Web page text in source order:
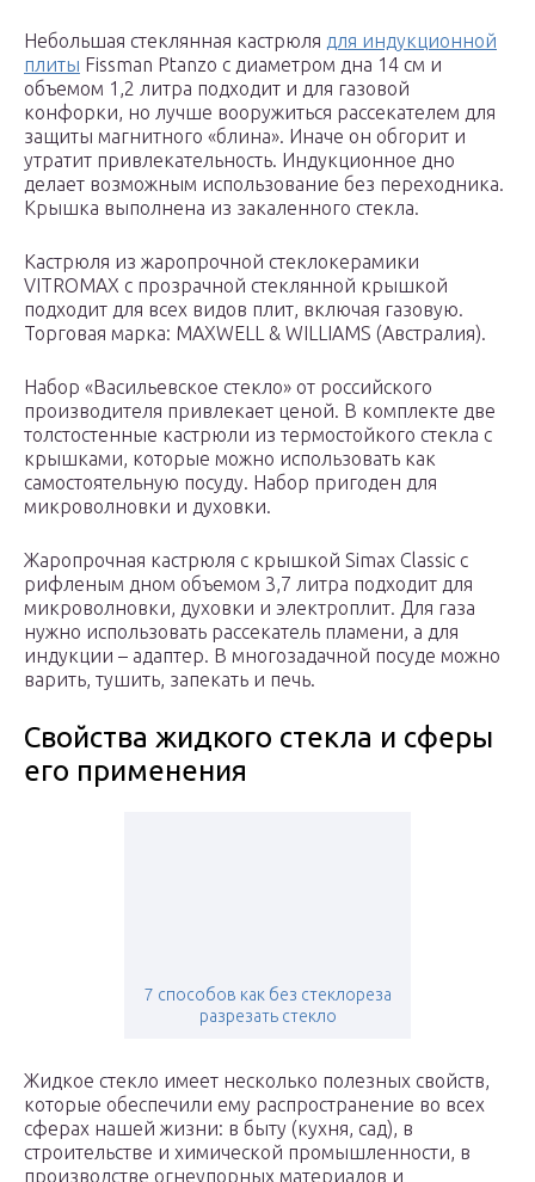
Небольшая стеклянная кастрюля для индукционной
плиты Fissman Ptanzo с диаметром дна 14 см и
объемом 1,2 литра подходит и для газовой
конфорки, но лучше вооружиться рассекателем для
защиты магнитного «блина». Иначе он обгорит и
утратит привлекательность. Индукционное дно
делает возможным использование без переходника.
Крышка выполнена из закаленного стекла.
Кастрюля из жаропрочной стеклокерамики
VITROMAX с прозрачной стеклянной крышкой
подходит для всех видов плит, включая газовую.
Торговая марка: MAXWELL & WILLIAMS (Австралия).
Набор «Васильевское стекло» от российского
производителя привлекает ценой. В комплекте две
толстостенные кастрюли из термостойкого стекла с
крышками, которые можно использовать как
самостоятельную посуду. Набор пригоден для
микроволновки и духовки.
Жаропрочная кастрюля с крышкой Simax Classic с
рифленым дном объемом 3,7 литра подходит для
микроволновки, духовки и электроплит. Для газа
нужно использовать рассекатель пламени, а для
индукции – адаптер. В многозадачной посуде можно
варить, тушить, запекать и печь.
Свойства жидкого стекла и сферы
его применения
7 способов как без стеклореза
разрезать стекло
Жидкое стекло имеет несколько полезных свойств,
которые обеспечили ему распространение во всех
сферах нашей жизни: в быту (кухня, сад), в
строительстве и химической промышленности, в
производстве огнеупорных материалов и